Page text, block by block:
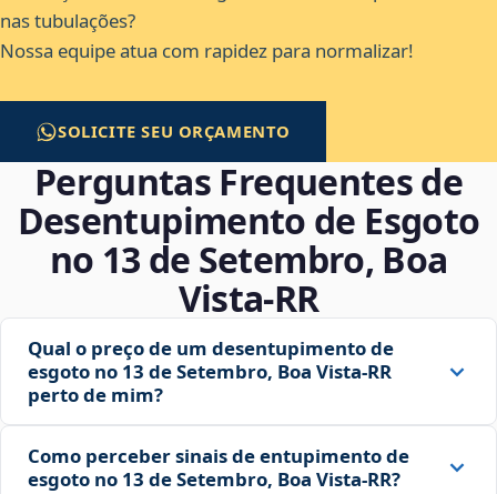
nas tubulações?
Nossa equipe atua com rapidez para normalizar!
SOLICITE SEU ORÇAMENTO
Perguntas Frequentes de
Desentupimento de Esgoto
no 13 de Setembro, Boa
Vista‑RR
Qual o preço de um desentupimento de
esgoto no 13 de Setembro, Boa Vista‑RR
perto de mim?
Como perceber sinais de entupimento de
esgoto no 13 de Setembro, Boa Vista‑RR?